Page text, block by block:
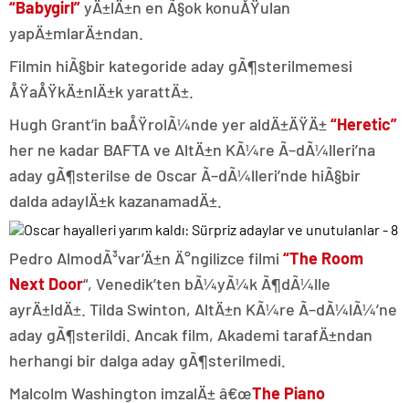
“Babygirl”yÄ±lÄ±n en Ã§ok konuÅŸulan
yapÄ±mlarÄ±ndan.
Filmin hiÃ§bir kategoride aday gÃ¶sterilmemesi
ÅŸaÅŸkÄ±nlÄ±k yarattÄ±.
Hugh Grant’in baÅŸrolÃ¼nde yer aldÄ±ÄŸÄ±“Heretic”
her ne kadar BAFTA ve AltÄ±n KÃ¼re Ã–dÃ¼lleri’na
aday gÃ¶sterilse de Oscar Ã–dÃ¼lleri’nde hiÃ§bir
dalda adaylÄ±k kazanamadÄ±.
Pedro AlmodÃ³var’Ä±n Ä°ngilizce filmi “The Room
Next Door“, Venedik’ten bÃ¼yÃ¼k Ã¶dÃ¼lle
ayrÄ±ldÄ±. Tilda Swinton, AltÄ±n KÃ¼re Ã–dÃ¼lÃ¼’ne
aday gÃ¶sterildi. Ancak film, Akademi tarafÄ±ndan
herhangi bir dalga aday gÃ¶sterilmedi.
Malcolm Washington imzalÄ± â€œThe Piano